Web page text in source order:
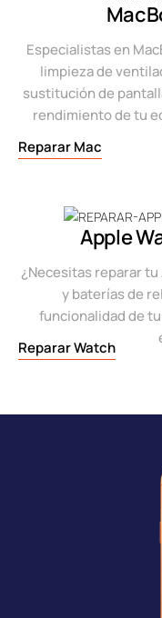
Especialistas en
limpieza de
sustitución de
rendimiento de tu
Reparar Mac
Apple
¿Necesitas reparar
y baterías de
funcionalidad de
Reparar Watch